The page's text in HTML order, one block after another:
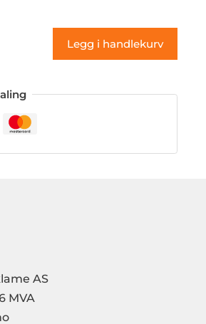
antall
Legg i handlekurv
AS
MVA